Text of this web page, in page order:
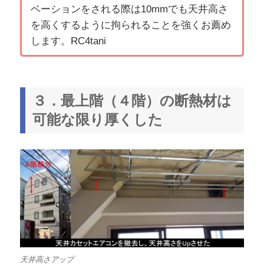
ベーションをされる際は10mmでも天井高さ
を高くするように拘られることを強くお薦め
します。RC4tani
３．最上階（４階）の断熱材は
可能な限り厚くした
天井高さアップ